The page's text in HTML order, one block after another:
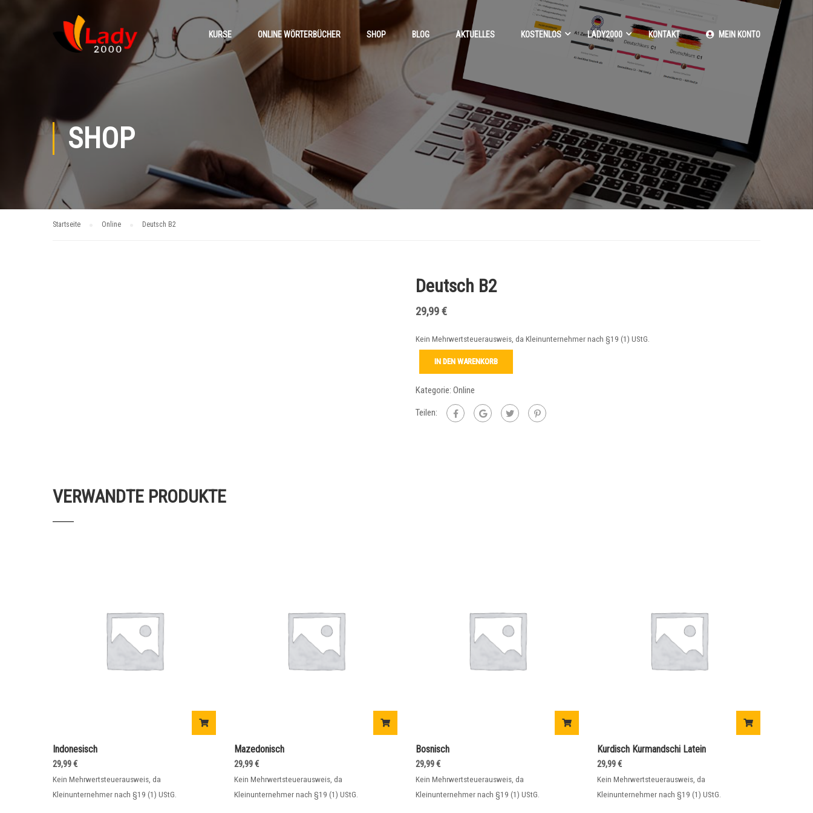
KURSE ONLINE WÖRTERBÜCHER SHOP BLOG AKTUELLES KOSTENLOS LADY2000 KONTAKT MEIN KONTO
SHOP
Startseite Online Deutsch B2
Deutsch B2
29,99€
Kein Mehrwertsteuerausweis, da Kleinunternehmer nach §19 (1) UStG.
IN DEN WARENKORB
Kategorie: Online
Teilen:
VERWANDTE PRODUKTE
Indonesisch
29,99€
Kein Mehrwertsteuerausweis, da
Kleinunternehmer nach §19 (1) UStG.
Mazedonisch
29,99€
Kein Mehrwertsteuerausweis, da
Kleinunternehmer nach §19 (1) UStG.
Bosnisch
29,99€
Kein Mehrwertsteuerausweis, da
Kleinunternehmer nach §19 (1) UStG.
Kurdisch Kurmandschi Latein
29,99€
Kein Mehrwertsteuerausweis, da
Kleinunternehmer nach §19 (1) UStG.